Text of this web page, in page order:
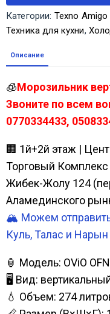
Категории: Texno
Техника для кухни,
Описание
🧊Морозильник
Звоните по всем
0770334433,
🏢 1й+2й этаж |
Торговый Комплекс
Жибек-Жолу 124
Аламединского
🏔️ Можем
Куль, Талас и Нарын
🏮 Модель: OViO
🖥 Вид:
💧 Объем: 274